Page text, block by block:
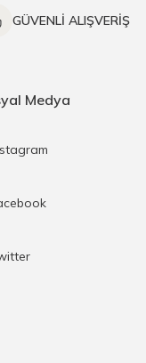
GÜVENLİ ALIŞVERİŞ
Medya